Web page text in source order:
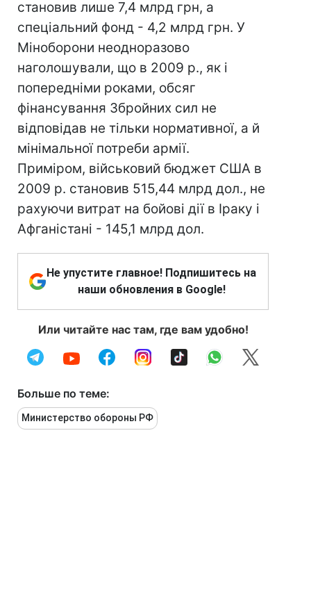
становив лише 7,4 млрд грн, а
спеціальний фонд - 4,2 млрд грн. У
Міноборони неодноразово
наголошували, що в 2009 р., як і
попередніми роками, обсяг
фінансування Збройних сил не
відповідав не тільки нормативної, а й
мінімальної потреби армії.
Приміром, військовий бюджет США в
2009 р. становив 515,44 млрд дол., не
рахуючи витрат на бойові дії в Іраку і
Афганістані - 145,1 млрд дол.
Не упустите главное! Подпишитесь на
наши обновления в Google!
Или читайте нас там, где вам удобно!
Больше по теме:
Министерство обороны РФ